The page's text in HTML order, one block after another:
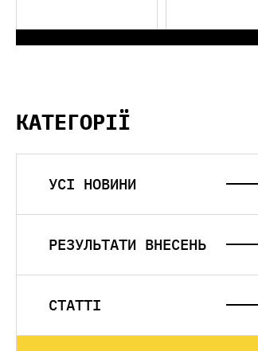
КАТЕГОРІЇ
УСІ НОВИНИ
РЕЗУЛЬТАТИ ВНЕСЕНЬ
CТАТТІ